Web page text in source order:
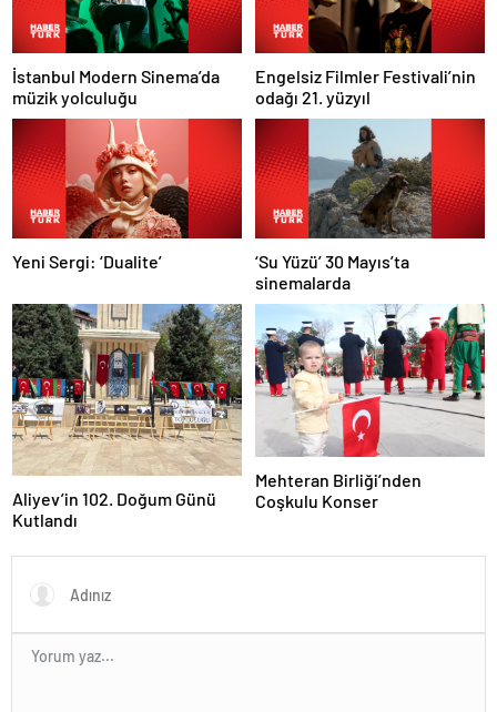
İstanbul Modern Sinema’da
müzik yolculuğu
Engelsiz Filmler Festivali’nin
odağı 21. yüzyıl
Yeni Sergi: ‘Dualite’
‘Su Yüzü’ 30 Mayıs’ta
sinemalarda
Aliyev’in 102. Doğum Günü
Kutlandı
Mehteran Birliği’nden
Coşkulu Konser